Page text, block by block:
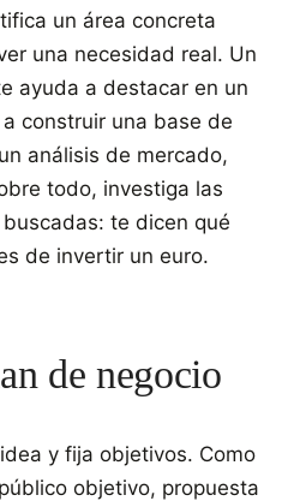
un área concreta
una necesidad real. Un
ayuda a destacar en un
construir una base de
análisis de mercado,
todo, investiga las
buscadas: te dicen qué
de invertir un euro.
de negocio
y fija objetivos. Como
objetivo, propuesta